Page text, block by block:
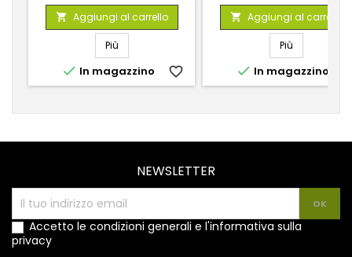
base
 Aggiungi al carrello
Più
 In magazzino favorite_border
base
 Aggiungi al carrello
Più
 In magazzino
NEWSLETTER
Accetto le condizioni generali e l'informativa sulla
privacy